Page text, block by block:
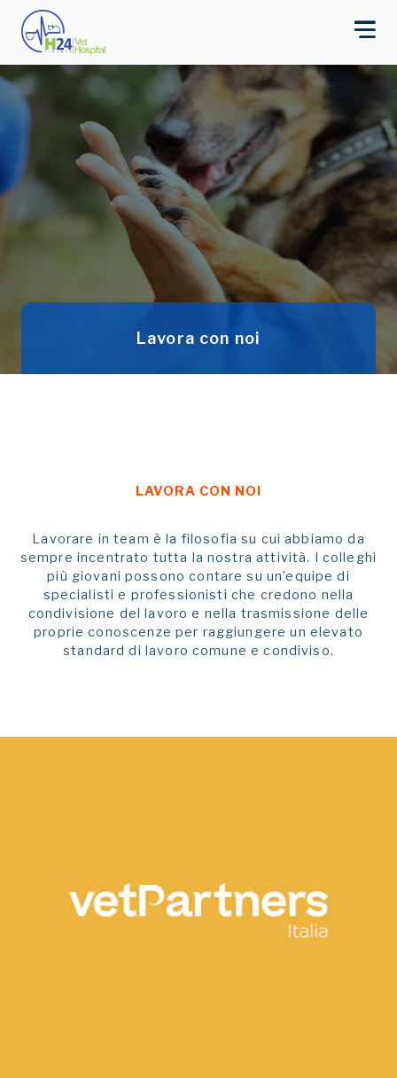
Lavora con noi
LAVORA CON NOI
Lavorare in team è la filosofia su cui abbiamo da
sempre incentrato tutta la nostra attività. I colleghi
più giovani possono contare su un’equipe di
specialisti e professionisti che credono nella
condivisione del lavoro e nella trasmissione delle
proprie conoscenze per raggiungere un elevato
standard di lavoro comune e condiviso.